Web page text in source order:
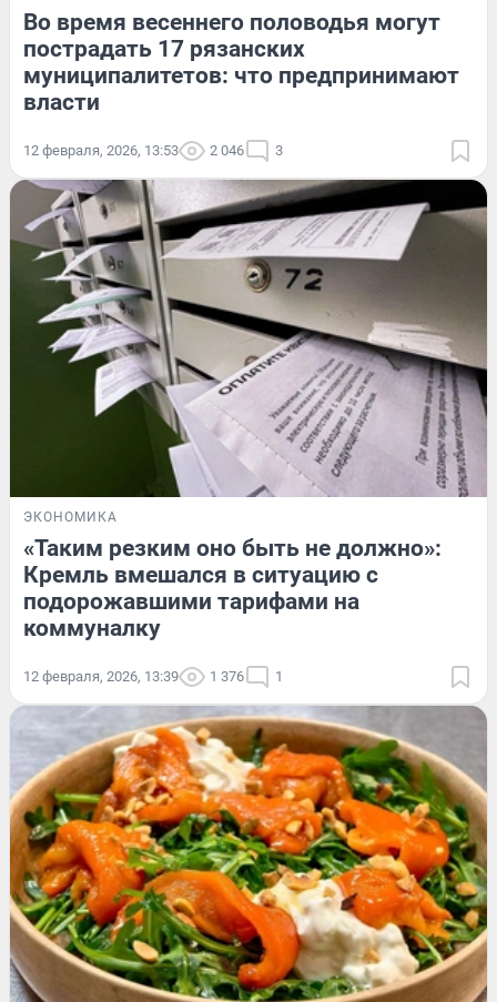
Во время весеннего половодья могут
пострадать 17 рязанских
муниципалитетов: что предпринимают
власти
12 февраля, 2026, 13:53 2 046 3
ЭКОНОМИКА
«Таким резким оно быть не должно»:
Кремль вмешался в ситуацию с
подорожавшими тарифами на
коммуналку
12 февраля, 2026, 13:39 1 376 1